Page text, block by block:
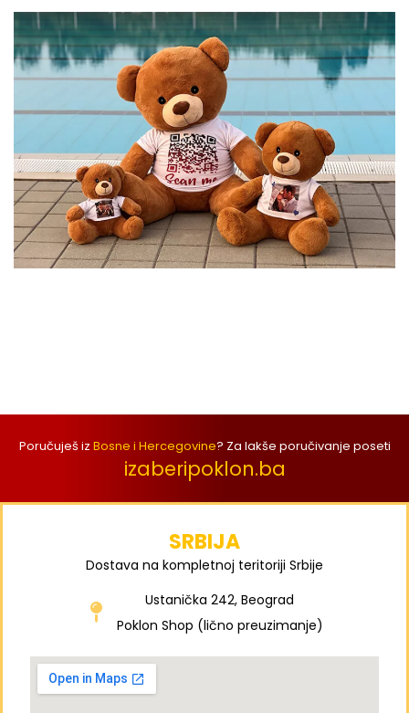
Poručuješ iz Bosne i Hercegovine? Za lakše poručivanje poseti
izaberipoklon.ba
SRBIJA
Dostava na kompletnoj teritoriji Srbije
Ustanička 242, Beograd
Poklon Shop (lično preuzimanje)